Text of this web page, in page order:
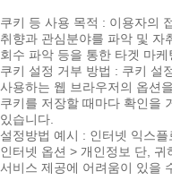
쿠키 등 사용 목적 : 이용자의
취향과 관심분야를 파악 및 자
회수 파악 등을 통한 타겟 마
쿠키 설정 거부 방법 : 쿠키 설
사용하는 웹 브라우저의 옵션
쿠키를 저장할 때마다 확인을
있습니다.
설정방법 예시 : 인터넷 익스
인터넷 옵션 > 개인정보 단,
서비스 제공에 어려움이 있을